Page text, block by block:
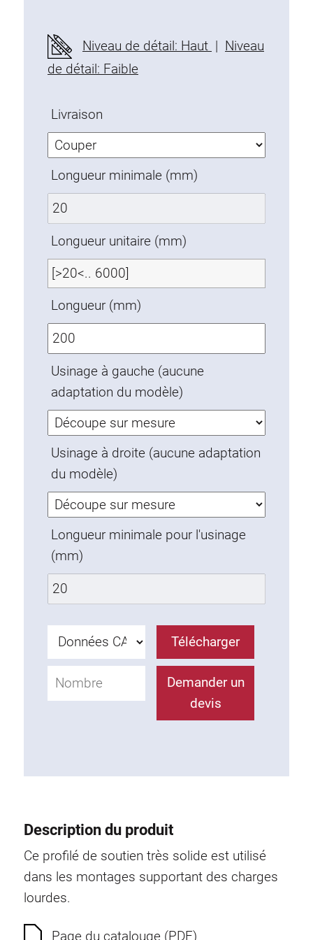
Éléments de Fixation
Equerres de montage
Barres de fixation
Bloc de serrage
Equerres de fixation
Vis T
Éléments Filetage
Plaques taraudées
Plaques taraudées doubles
Plaques taraudées demi-rondes
Coulisseaux de serrage
Coulisseaux pivotant
Coulisseaux doubles légers
Ecrous à ressort
Sécurités de torsion
Raccordements à filet
Éléments de Raccordements de fond
Éléments de galets
Éléments plastiques
Conduites de câbles
Eléments de surface
Charnières et Articulations
Ferrure
Éléments pneumatique
Éléments dynamique
Elément d’angle
Système de transrouler
Niveau de détail: Haut | Niveau
de détail: Faible
Livraison
Longueur minimale (mm)
Longueur unitaire (mm)
Longueur (mm)
Usinage à gauche (aucune
adaptation du modèle)
Usinage à droite (aucune adaptation
du modèle)
Longueur minimale pour l'usinage
(mm)
Télécharger
Demander un
devis
Description du produit
Ce profilé de soutien très solide est utilisé
dans les montages supportant des charges
lourdes.
Page du catalouge (PDF)